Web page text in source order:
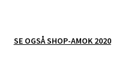
SE OGSÅ SHOP-AMOK 2020